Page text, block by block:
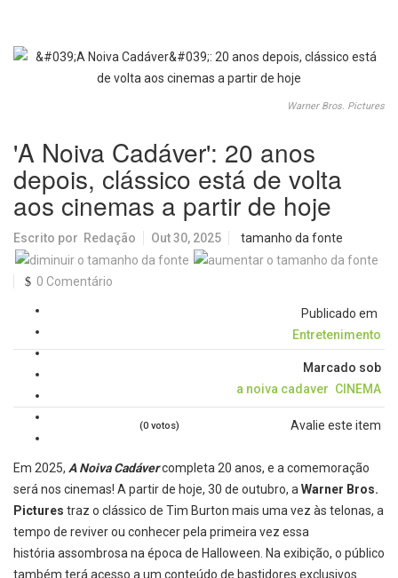
Warner Bros. Pictures
'A Noiva Cadáver': 20 anos
depois, clássico está de volta
aos cinemas a partir de hoje
Escrito por Redação Out 30, 2025 tamanho da fonte
0 Comentário
Publicado em
Entretenimento
Marcado sob
a noiva cadaver CINEMA
Avalie este item
(0 votos)
Em 2025, A Noiva Cadávercompleta 20 anos, e a comemoração
será nos cinemas! A partir de hoje, 30 de outubro, aWarner Bros.
Pictures traz o clássico de Tim Burton mais uma vez às telonas, a
tempo de reviver ou conhecer pela primeira vez essa
história assombrosa na época de Halloween. Na exibição, o público
também terá acesso a um conteúdo de bastidores exclusivos